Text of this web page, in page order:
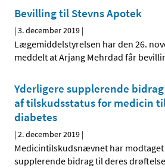
Bevilling til Stevns Apotek
|3. december 2019 |
Lægemiddelstyrelsen har den 26.
meddelt at Arjang Mehrdad får
Yderligere supplerende
af tilskudsstatus for medicin
diabetes
|2. december 2019 |
Medicintilskudsnævnet har
supplerende bidrag til deres